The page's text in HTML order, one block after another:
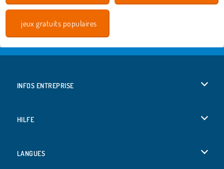
jeux gratuits populaires
INFOS ENTREPRISE
HILFE
LANGUES